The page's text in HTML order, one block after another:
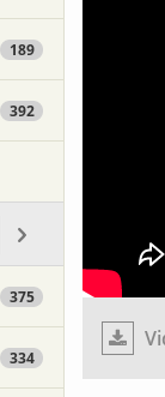
189
392
375
334